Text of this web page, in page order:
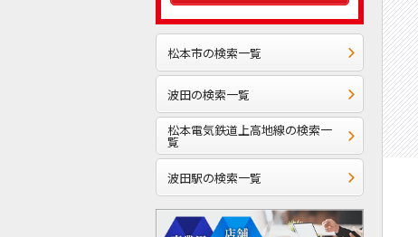
松本市の検索一覧
波田の検索一覧
松本電気鉄道上高地線の検索一
覧
波田駅の検索一覧